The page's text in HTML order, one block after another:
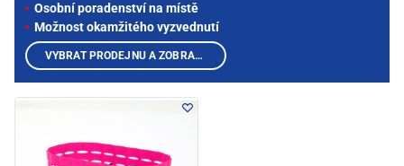
Osobní poradenství na místě
Možnost okamžitého vyzvednutí
VYBRAT PRODEJNU A ZOBRAZIT PRODUKTY